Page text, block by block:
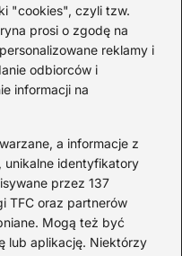
"cookies", czyli tzw.
prosi o zgodę na
reklamy i
odbiorców i
informacji na
a informacje z
unikalne identyfikatory
przez 137
TFC oraz partnerów
Mogą też być
lub aplikację. Niektórzy
o 1. wojnie
mało znane
ciekawostki o
Kolumbie
ciekawostki o